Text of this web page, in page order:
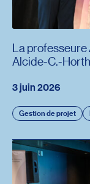
3 juin 2026
Gestion de projet
La professeure
Alcide-C.-Horth